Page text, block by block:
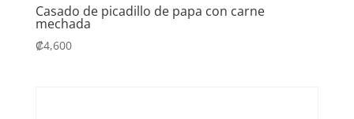
Casado de picadillo de papa con carne
mechada
₡4,600